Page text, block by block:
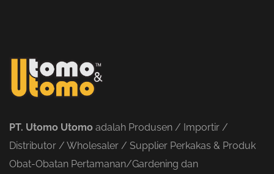
PT. Utomo Utomo adalah Produsen / Importir /
Distributor / Wholesaler / Supplier Perkakas & Produk
Obat-Obatan Pertamanan/Gardening dan